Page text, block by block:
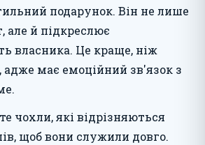
подарунок. Він не лише
але й підкреслює
власника. Це краще, ніж
адже має емоційний зв'язок з
чохли, які відрізняються
щоб вони служили довго.